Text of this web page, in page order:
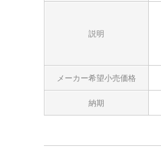
説明
メーカー希望小売価格
納期